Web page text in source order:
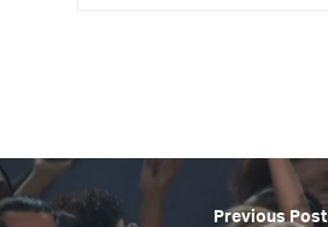
Previous Post